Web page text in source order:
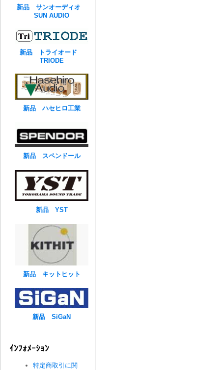
新品 サンオーディオ
SUN AUDIO
新品 トライオード
TRIODE
新品 ハセヒロ工業
新品 スペンドール
新品 YST
新品 キットヒット
新品 SiGaN
ｲﾝﾌｫﾒｰｼｮﾝ
特定商取引に関